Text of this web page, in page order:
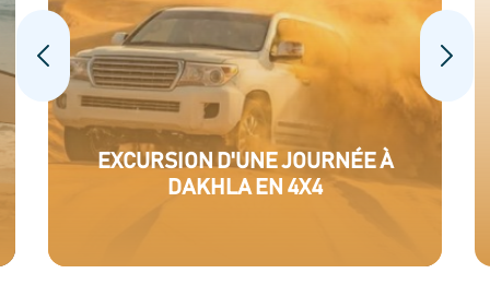
EXCURSION D'UNE JOURNÉE À
DAKHLA EN 4X4